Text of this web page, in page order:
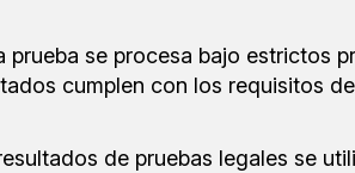
prueba se procesa bajo estrictos
cumplen con los requisitos
de pruebas legales se